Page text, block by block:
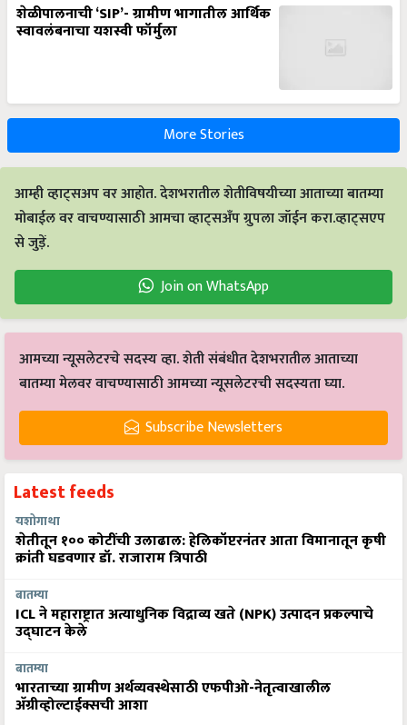
शेळीपालनाची ‘SIP’- ग्रामीण भागातील आर्थिक
स्वावलंबनाचा यशस्वी फॉर्मुला
More Stories
आम्ही व्हाट्सअप वर आहोत. देशभरातील शेतीविषयीच्या आताच्या बातम्या
मोबाईल वर वाचण्यासाठी आमचा व्हाट्सअँप ग्रुपला जॉईन करा.व्हाट्सएप
से जुड़ें.
Join on WhatsApp
आमच्या न्यूसलेटरचे सदस्य व्हा. शेती संबंधीत देशभरातील आताच्या
बातम्या मेलवर वाचण्यासाठी आमच्या न्यूसलेटरची सदस्यता घ्या.
Subscribe Newsletters
Latest feeds
यशोगाथा
शेतीतून १०० कोटींची उलाढाल: हेलिकॉप्टरनंतर आता विमानातून कृषी
क्रांती घडवणार डॉ. राजाराम त्रिपाठी
बातम्या
ICL ने महाराष्ट्रात अत्याधुनिक विद्राव्य खते (NPK) उत्पादन प्रकल्पाचे
उद्घाटन केले
बातम्या
भारताच्या ग्रामीण अर्थव्यवस्थेसाठी एफपीओ-नेतृत्वाखालील
अ‍ॅग्रीव्होल्टाईक्सची आशा